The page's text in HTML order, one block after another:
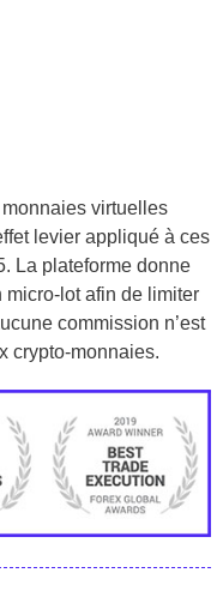
monnaies virtuelles
levier appliqué à ces
La plateforme donne
micro-lot afin de limiter
commission n’est
crypto-monnaies.